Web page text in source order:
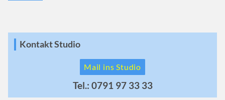
Kontakt Studio
Mail ins Studio
Tel.: 0791 97 33 33